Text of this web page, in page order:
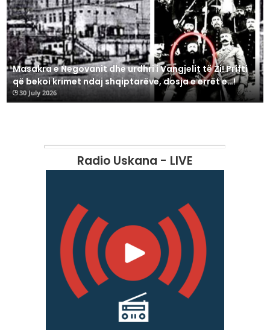
Masakra e Negovanit dhe urdhri i Vangjelit të Zi! Prifti
që bekoi krimet ndaj shqiptarëve, dosja e errët e…!
30 July 2026
Radio Uskana - LIVE